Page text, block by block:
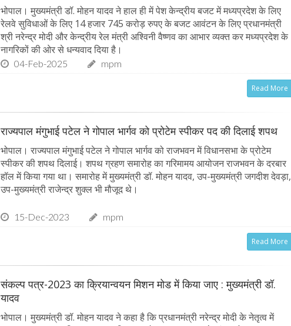
भोपाल। मुख्यमंत्री डॉ. मोहन यादव ने हाल ही में पेश केन्द्रीय बजट में मध्यप्रदेश के लिए
रेलवे सुविधाओं के लिए 14 हजार 745 करोड़ रुपए के बजट आवंटन के लिए प्रधानमंत्री
श्री नरेन्द्र मोदी और केन्द्रीय रेल मंत्री अश्विनी वैष्णव का आभार व्यक्त कर मध्यप्रदेश के
नागरिकों की ओर से धन्यवाद दिया है।
04-Feb-2025 mpm
Read More
राज्यपाल मंगुभाई पटेल ने गोपाल भार्गव को प्रोटेम स्पीकर पद की दिलाई शपथ
भोपाल। राज्यपाल मंगुभाई पटेल ने गोपाल भार्गव को राजभवन में विधानसभा के प्रोटेम
स्पीकर की शपथ दिलाई। शपथ ग्रहण समारोह का गरिमामय आयोजन राजभवन के दरबार
हॉल में किया गया था। समारोह में मुख्यमंत्री डॉ. मोहन यादव, उप-मुख्यमंत्री जगदीश देवड़ा,
उप-मुख्यमंत्री राजेन्द्र शुक्ल भी मौजूद थे।
15-Dec-2023 mpm
Read More
संकल्प पत्र-2023 का क्रियान्वयन मिशन मोड में किया जाए : मुख्यमंत्री डॉ.
यादव
भोपाल। मुख्यमंत्री डॉ. मोहन यादव ने कहा है कि प्रधानमंत्री नरेन्द्र मोदी के नेतृत्व में
दो दिनों की छुट्टी एन्जॉय करने के लिए बेहतरीन है दिल्ली के
आसपास बसी ये 4 जगहें
05-Feb-2023 mp mirror samachar seva